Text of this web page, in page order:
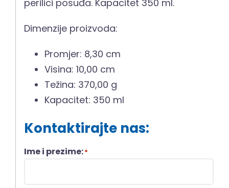
perilici posuđa. Kapacitet 350 ml.
Dimenzije proizvoda:
Promjer: 8,30 cm
Visina: 10,00 cm
Težina: 370,00 g
Kapacitet: 350 ml
Kontaktirajte nas:
Ime i prezime:*